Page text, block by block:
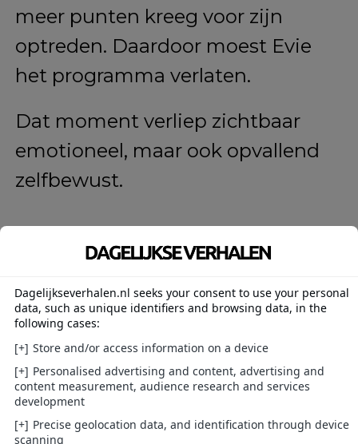
meer punten kreeg voor zijn
optreden. Daardoor moest Evie
het programma verlaten.
Dat moment verliep zichtbaar
emotioneel, maar ook opvallend
zelfbewust.